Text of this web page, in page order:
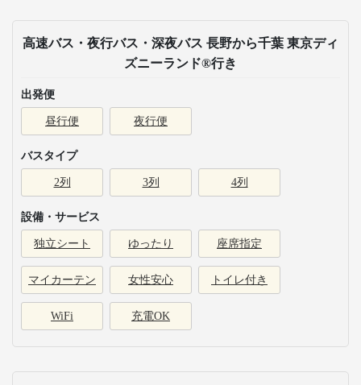
高速バス・夜行バス・深夜バス 長野から千葉 東京ディ
ズニーランド®行き
出発便
昼行便 夜行便
バスタイプ
2列 3列 4列
設備・サービス
独立シート ゆったり 座席指定
マイカーテン 女性安心 トイレ付き
WiFi 充電OK